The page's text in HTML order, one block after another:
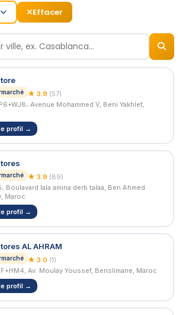
Effacer
★ 3.9 (57)
profil →
★ 3.9 (89)
Maroc
profil →
AL AHRAM
★ 3.0 (1)
Av. Moulay Youssef, Benslimane, Maroc
profil →
BizNiz.ma